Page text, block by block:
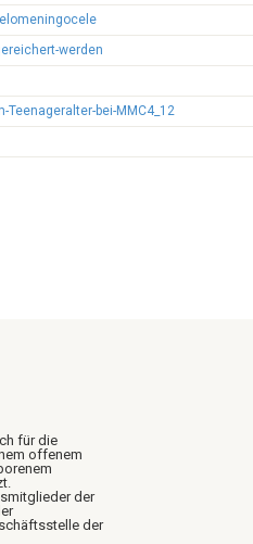
werden
bei-MMC4_12
für die
offenem
der
der